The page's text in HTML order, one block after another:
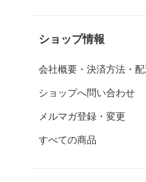
ショップ情報
会社概要・決済方法・
ショップへ問い合わせ
メルマガ登録・変更
すべての商品